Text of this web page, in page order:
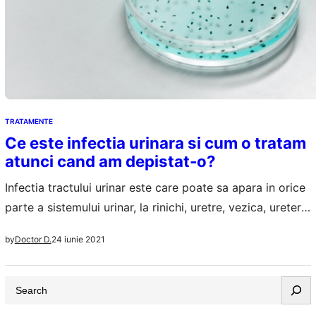
TRATAMENTE
Ce este infectia urinara si cum o tratam
atunci cand am depistat-o?
Infectia tractului urinar este care poate sa apara in orice
parte a sistemului urinar, la rinichi, uretre, vezica, uretere.
urinar inferior, vezica si uretra. Cele mai afectate de
infectiile urinare sunt femeile, insa si barbatii pot sa se
trezeasca cu infectii urinare daca nu au o igiena…
byDoctor D.24 iunie 2021